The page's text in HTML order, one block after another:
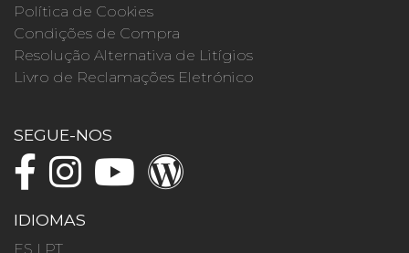
Política de Cookies
Condições de Compra
Resolução Alternativa de Litígios
Livro de Reclamações Eletrónico
SEGUE-NOS
IDIOMAS
ES | PT